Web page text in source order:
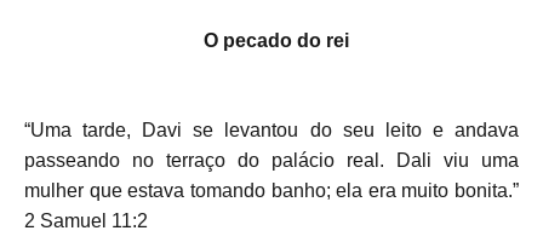
O pecado do rei
“Uma tarde, Davi se levantou do seu leito e andava
passeando no terraço do palácio real. Dali viu uma
mulher que estava tomando banho; ela era muito bonita.”
2 Samuel 11:2